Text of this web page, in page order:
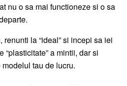
nu o sa mai functioneze si o sa
la “ideal” si incepi sa iei
a mintii, dar si
modelul tau de lucru.